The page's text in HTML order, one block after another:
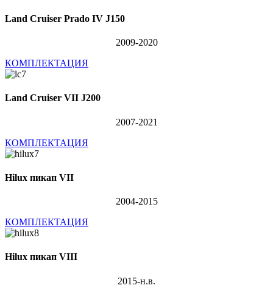
Land Cruiser Prado IV J150
2009-2020
КОМПЛЕКТАЦИЯ
Land Cruiser VII J200
2007-2021
КОМПЛЕКТАЦИЯ
Hilux пикап VII
2004-2015
КОМПЛЕКТАЦИЯ
Hilux пикап VIII
2015-н.в.